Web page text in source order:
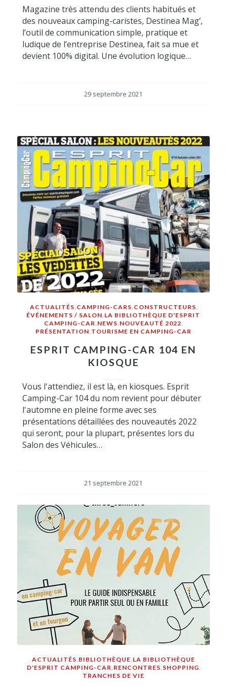
Magazine très attendu des clients habitués et
des nouveaux camping-caristes, Destinea Mag’,
l’outil de communication simple, pratique et
ludique de l’entreprise Destinea, fait sa mue et
devient 100% digital. Une évolution logique…
29 septembre 2021
ACTUALITÉS CAMPING-CARS CONSTRUCTEURS
ÉVÉNEMENTS / SALON LA BIBLIOTHÈQUE D'ESPRIT
CAMPING-CAR NEWS NOUVEAUTÉ 2022
PRÉSENTATION TOURISME EN CAMPING-CAR
ESPRIT CAMPING-CAR 104 EN
KIOSQUE
Vous l'attendiez, il est là, en kiosques. Esprit
Camping-Car 104 du nom revient pour débuter
l'automne en pleine forme avec ses
présentations détaillées des nouveautés 2022
qui seront, pour la plupart, présentes lors du
Salon des Véhicules…
21 septembre 2021
ACTUALITÉS BIBLIOTHÈQUE LA BIBLIOTHÈQUE
D'ESPRIT CAMPING-CAR RENCONTRES SHOPPING
TRANCHES DE VIE